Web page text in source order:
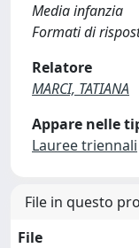
Media infanzia
Formati di
Relatore
MARCI, TATIANA
Appare nelle
Lauree triennali
File in questo
File